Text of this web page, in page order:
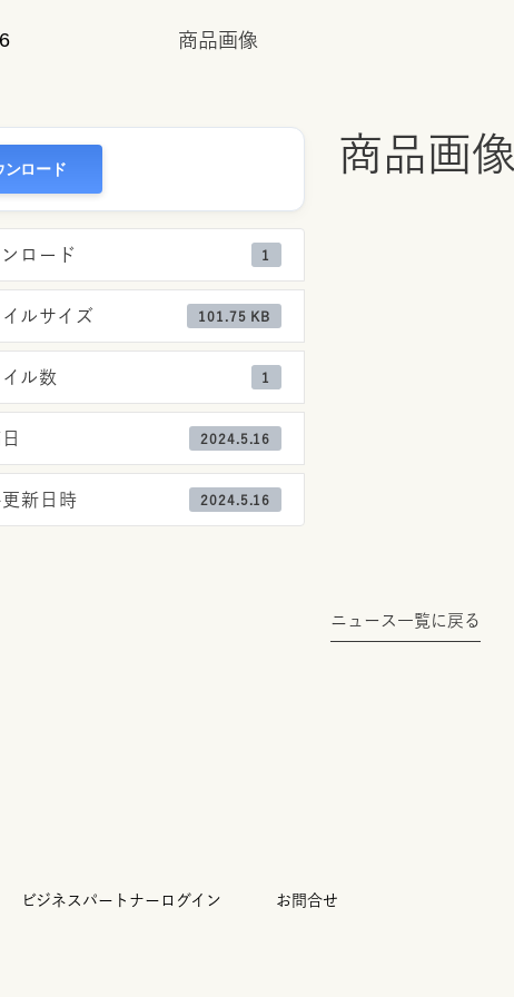
商品画像
ンロード
ロード 1
ルサイズ 101.75 KB
ル数 1
2024.5.16
新日時 2024.5.16
商品画像
ニュース一覧に戻る
ビジネスパートナーログイン お問合せ